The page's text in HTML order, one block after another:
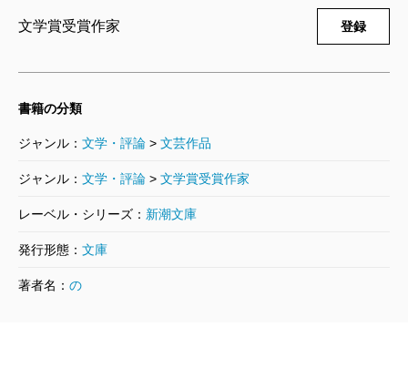
文学賞受賞作家 登録
書籍の分類
ジャンル： 文学・評論 > 文芸作品
ジャンル： 文学・評論 > 文学賞受賞作家
レーベル・シリーズ： 新潮文庫
発行形態： 文庫
著者名： の